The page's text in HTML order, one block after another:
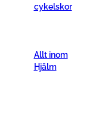
cykelskor
Allt inom
Hjälm